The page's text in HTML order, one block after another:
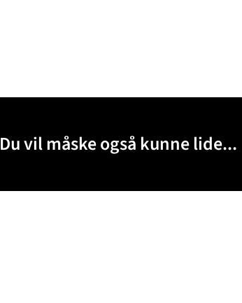
Du vil måske også kunne lide...